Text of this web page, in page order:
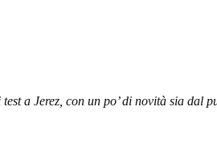
a Jerez, con un po’ di novità sia dal